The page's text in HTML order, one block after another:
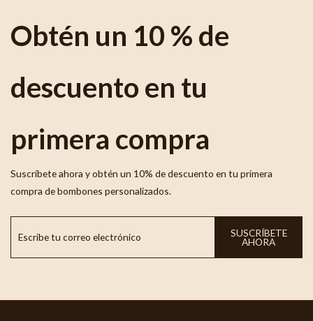
Obtén un 10 % de
descuento en tu
primera compra
Suscríbete ahora y obtén un 10% de descuento en tu primera
compra de bombones personalizados.
SUSCRÍBETE
AHORA